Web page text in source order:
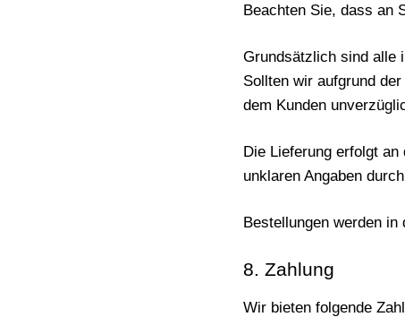
Beachten Sie, dass an
Grundsätzlich sind alle
Sollten wir aufgrund
dem Kunden
Die Lieferung erfolgt
unklaren Angaben
Bestellungen werden
8. Zahlung
Wir bieten folgende